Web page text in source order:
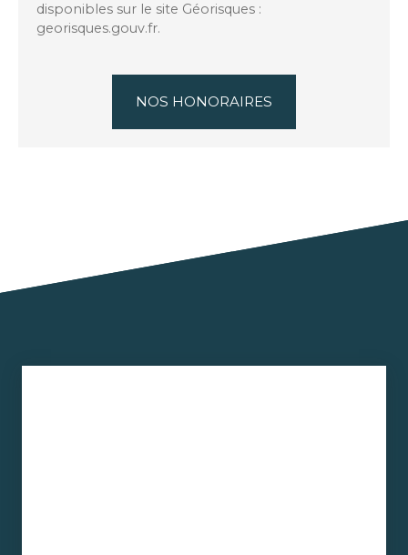
disponibles sur le site Géorisques :
georisques.gouv.fr.
NOS HONORAIRES